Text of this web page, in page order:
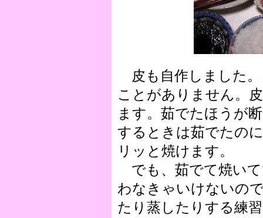
皮も自作しました。
ことがありません。
ます。茹でたほうが
するときは茹でたの
リッと焼けます。
でも、茹でて焼い
わなきゃいけないの
たり蒸したりする練